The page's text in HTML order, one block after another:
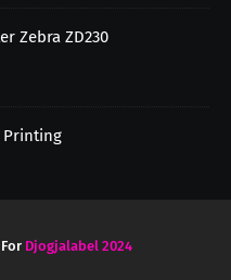
Zebra ZD230
Printing
Djogjalabel 2024